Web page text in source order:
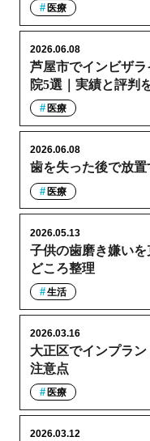
医療
芦屋市でインビザ
院5選｜実績と評判
2026.06.08
医療
歯を失った後で放置
2026.06.08
医療
子供の歯磨き嫌い
どころ整理
2026.05.13
生活
大正区でインプラ
注意点
2026.03.16
医療
2026.03.12